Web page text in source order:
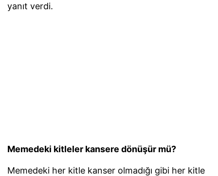
yanıt verdi.
Memedeki kitleler kansere dönüşür mü?
Memedeki her kitle kanser olmadığı gibi her kitle